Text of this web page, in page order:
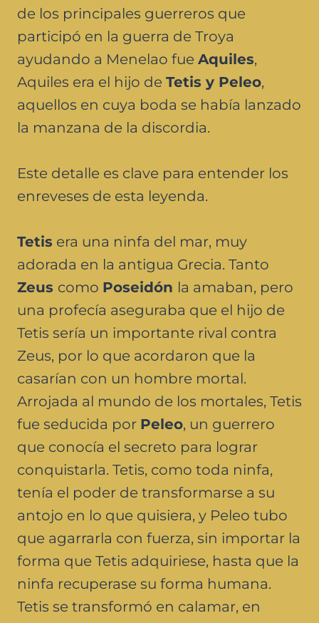
de los principales guerreros que
participó en la guerra de Troya
ayudando a Menelao fue Aquiles,
Aquiles era el hijo de Tetis y Peleo,
aquellos en cuya boda se había lanzado
la manzana de la discordia.
Este detalle es clave para entender los
enreveses de esta leyenda.
Tetis era una ninfa del mar, muy
adorada en la antigua Grecia. Tanto
Zeus como Poseidón la amaban, pero
una profecía aseguraba que el hijo de
Tetis sería un importante rival contra
Zeus, por lo que acordaron que la
casarían con un hombre mortal.
Arrojada al mundo de los mortales, Tetis
fue seducida por Peleo, un guerrero
que conocía el secreto para lograr
conquistarla. Tetis, como toda ninfa,
tenía el poder de transformarse a su
antojo en lo que quisiera, y Peleo tubo
que agarrarla con fuerza, sin importar la
forma que Tetis adquiriese, hasta que la
ninfa recuperase su forma humana.
Tetis se transformó en calamar, en